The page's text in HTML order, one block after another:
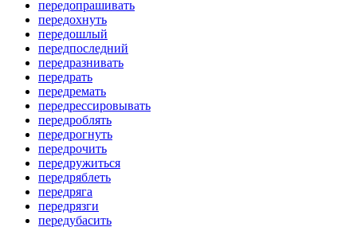
передопрашивать
передохнуть
передошлый
передпоследний
передразнивать
передрать
передремать
передрессировывать
передроблять
передрогнуть
передрочить
передружиться
передряблеть
передряга
передрязги
передубасить